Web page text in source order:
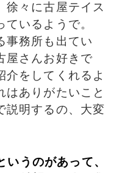
徐々に古屋テイス
ているようで。
事務所も出てい
屋さんお好きで
介をしてくれるよ
はありがたいこと
説明するの、大変
いうのがあって、